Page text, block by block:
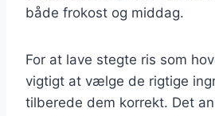
både frokost og middag.
For at lave stegte ris som
vigtigt at vælge de rigtige
tilberede dem korrekt. Det